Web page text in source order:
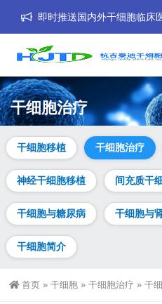
时推送国内外干细胞临床医学资讯
干细胞治疗
干细胞移植 干细胞治疗
神经干细胞移植 间充质干
干细胞与糖尿病 干细胞与
干细胞简介
首页 » 干细胞 » 干细胞治疗 » 干